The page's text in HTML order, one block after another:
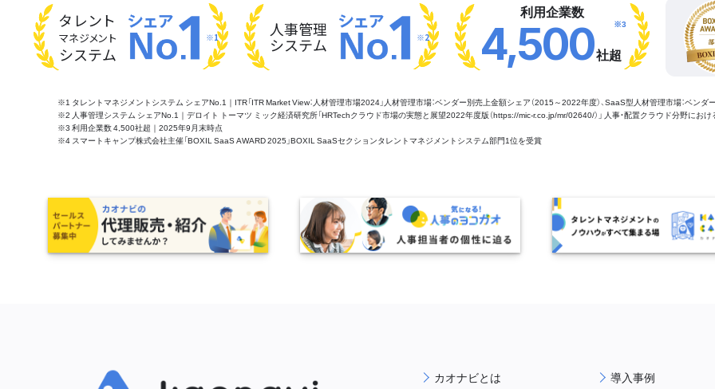
タレント
マネジメント
システム
※1 人事管理
システム ※2
利用企業数
4,500社超
※3
※1 タレントマネジメントシステム シェアNo.1｜ITR「ITR Market View：人材管理市場2024」人材管理市場：ベンダー別売上金額シェア（2015～2022年度）、SaaS型人材管理市場：ベンダ
※2 人事管理システム シェアNo.1｜デロイト トーマツ ミック経済研究所「HRTechクラウド市場の実態と展望2022年度版（https://mic-r.co.jp/mr/02640/）」 人事・配置クラウド分野におけ
※3 利用企業数 4,500社超｜2025年9月末時点
※4 スマートキャンプ株式会社主催「BOXIL SaaS AWARD 2025」BOXIL SaaSセクションタレントマネジメントシステム部門1位を受賞
カオナビとは 導入事例